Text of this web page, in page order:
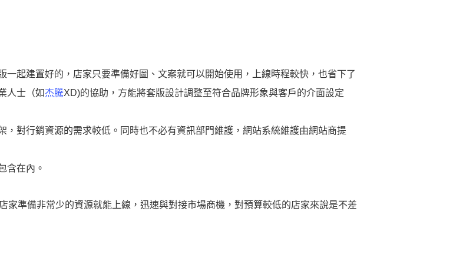
起建置好的，店家只要準備好圖、文案就可以開始使用，上線時程較快，也省下了
人士（如杰騰XD)的協助，方能將套版設計調整至符合品牌形象與客戶的介面設定
，對行銷資源的需求較低。同時也不必有資訊部門維護，網站系統維護由網站商提
含在內。
家準備非常少的資源就能上線，迅速與對接市場商機，對預算較低的店家來說是不差